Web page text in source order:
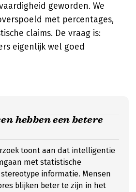
geworden. We
met percentages,
claims. De vraag is:
eigenlijk wel goed
hebben een betere
toont aan dat intelligentie
met statistische
informatie. Mensen
blijken beter te zijn in het